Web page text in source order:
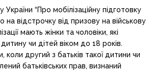
України “Про мобілізаційну підготовку
на відстрочку від призову на військову
мають жінки та чоловіки, які
чи дітей віком до 18 років.
коли другий з батьків такої дитини чи
батьківських прав, визнаний